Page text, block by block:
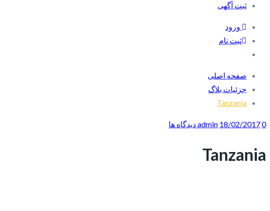
ثبت آگهی
ورود
ثبت نام
صفحه اصلی
جزئیات بلاگ
Tanzania
admin 18/02/20170 دیدگاه ها
Tanzania